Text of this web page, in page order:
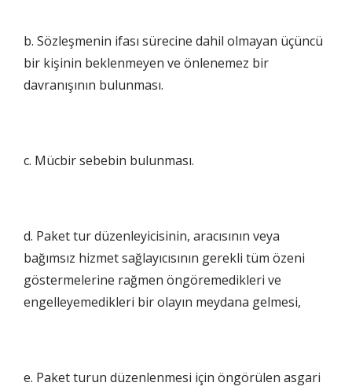
b. Sözleşmenin ifası sürecine dahil olmayan üçüncü
bir kişinin beklenmeyen ve önlenemez bir
davranışının bulunması.
c. Mücbir sebebin bulunması.
d. Paket tur düzenleyicisinin, aracısının veya
bağımsız hizmet sağlayıcısının gerekli tüm özeni
göstermelerine rağmen öngöremedikleri ve
engelleyemedikleri bir olayın meydana gelmesi,
e. Paket turun düzenlenmesi için öngörülen asgari